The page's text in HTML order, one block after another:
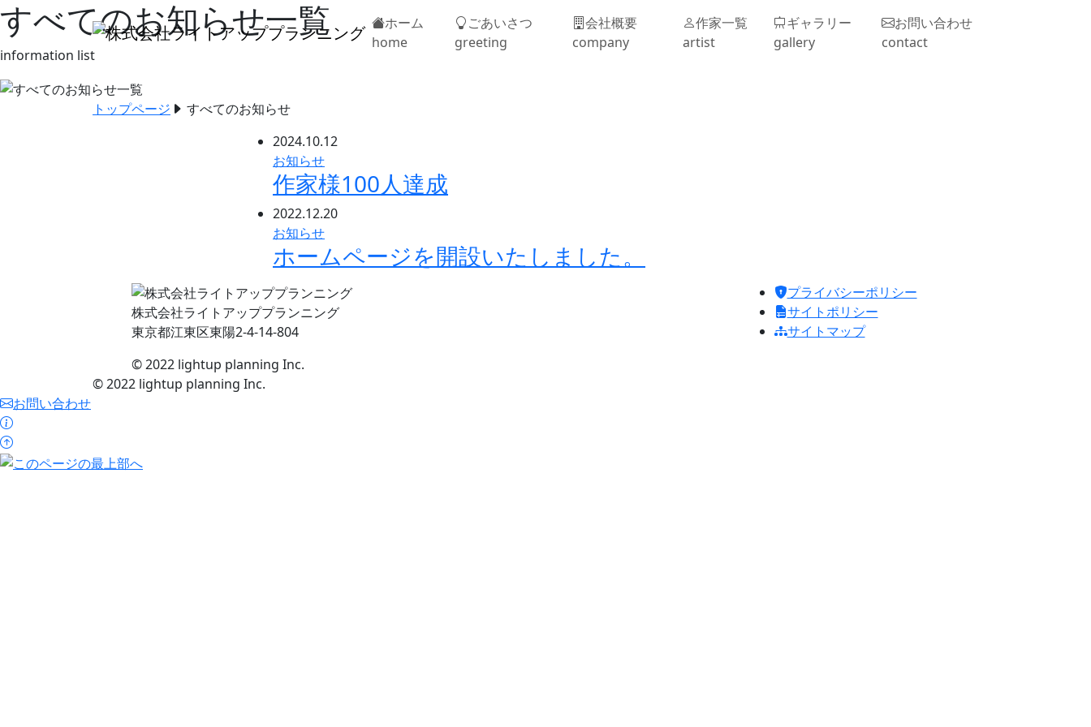
ホーム
home
ごあいさつ
greeting
会社概要
company
作家一覧
artist
ギャラリー
gallery
お問い合わせ
contact
すべてのお知らせ一覧
information list
トップページ
すべてのお知らせ
2024.10.12
お知らせ
作家様100人達成
2022.12.20
お知らせ
ホームページを開設いたしました。
株式会社ライトアッププランニング
東京都江東区東陽2-4-14-804
© 2022 lightup planning Inc.
プライバシーポリシー
サイトポリシー
サイトマップ
© 2022 lightup planning Inc.
お問い合わせ